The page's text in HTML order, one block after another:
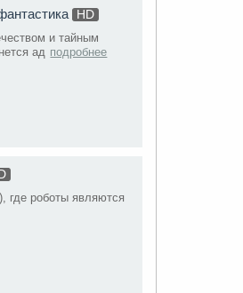
HD
и тайным
ад подробнее
где роботы являются